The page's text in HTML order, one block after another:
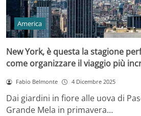
America
New York, è questa la stagione
come organizzare il viaggio più
Fabio Belmonte 4 Dicembre 2025
Dai giardini in fiore alle uova di
Grande Mela in primavera…